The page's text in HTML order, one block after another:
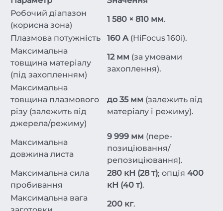
Робочий діапазон
(корисна зона)
1 580 × 810 мм.
Плазмова потужність
160 A(HiFocus 160i).
Максимальна
товщина матеріалу
(під захопленням)
12 мм (за умовами
захоплення).
Максимальна
товщина плазмового
різу (залежить від
джерела/режиму)
до 35 мм (залежить від
матеріалу і режиму).
Максимальна
довжина листа
9 999 мм (пере-
позиціювання/
репозиціювання).
Максимальна сила
пробивання
280 кН (28 т); опція 400
кН (40 т).
Максимальна вага
200 кг.